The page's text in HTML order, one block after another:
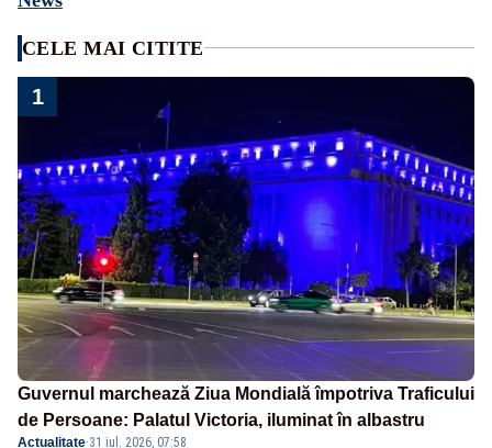
CELE MAI CITITE
1
Guvernul marchează Ziua Mondială împotriva Traficului
de Persoane: Palatul Victoria, iluminat în albastru
Actualitate·31 iul. 2026, 07:58